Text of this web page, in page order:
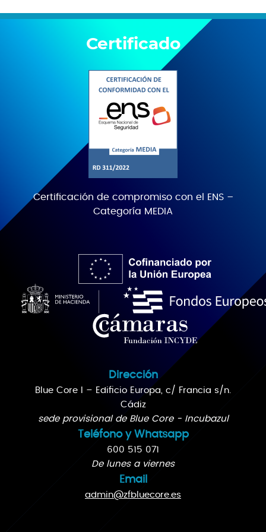
Certificado
Certificación de compromiso con el ENS –
Categoría MEDIA
Dirección
Blue Core I – Edificio Europa, c/ Francia s/n.
Cádiz
sede provisional de Blue Core - Incubazul
Teléfono y Whatsapp
600 515 071
De lunes a viernes
Email
admin@zfbluecore.es